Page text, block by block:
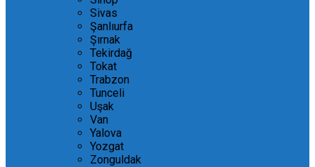
Sivas
Şanlıurfa
Şırnak
Tekirdağ
Tokat
Trabzon
Tunceli
Uşak
Van
Yalova
Yozgat
Zonguldak